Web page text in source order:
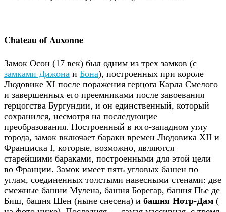
Chateau of Auxonne
Замок Осон (17 век) был одним из трех замков (с
замками Дижона и Бона), построенных при короле
Людовике XI после поражения герцога Карла Смелого
и завершенных его преемниками после завоевания
герцогства Бургундии, и он единственный, который
сохранился, несмотря на последующие
преобразования. Построенный в юго-западном углу
города, замок включает бараки времен Людовика XII и
Франциска I, которые, возможно, являются
старейшими бараками, построенными для этой цели
во Франции. Замок имеет пять угловых башен по
углам, соединенных толстыми навесными стенами: две
смежные башни Мулена, башня Борегар, башня Пье де
Биш, башня Шен (ныне снесена) и башня Нотр-Дам (